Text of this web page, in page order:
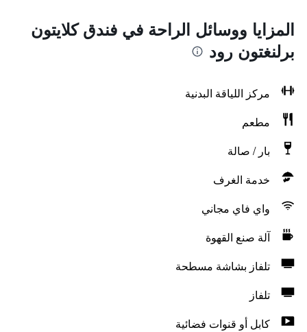
المزايا ووسائل الراحة في فندق كلايتون
برلنغتون رود
مركز اللياقة البدنية
مطعم
بار / صالة
خدمة الغرف
واي فاي مجاني
آلة صنع القهوة
تلفاز بشاشة مسطحة
تلفاز
كابل أو قنوات فضائية